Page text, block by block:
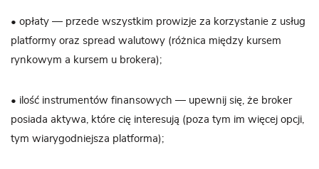
• opłaty — przede wszystkim prowizje za korzystanie z usług
platformy oraz spread walutowy (różnica między kursem
rynkowym a kursem u brokera);
• ilość instrumentów finansowych — upewnij się, że broker
posiada aktywa, które cię interesują (poza tym im więcej opcji,
tym wiarygodniejsza platforma);